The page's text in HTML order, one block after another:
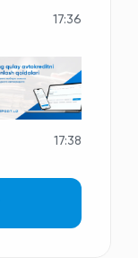
17:36
17:38